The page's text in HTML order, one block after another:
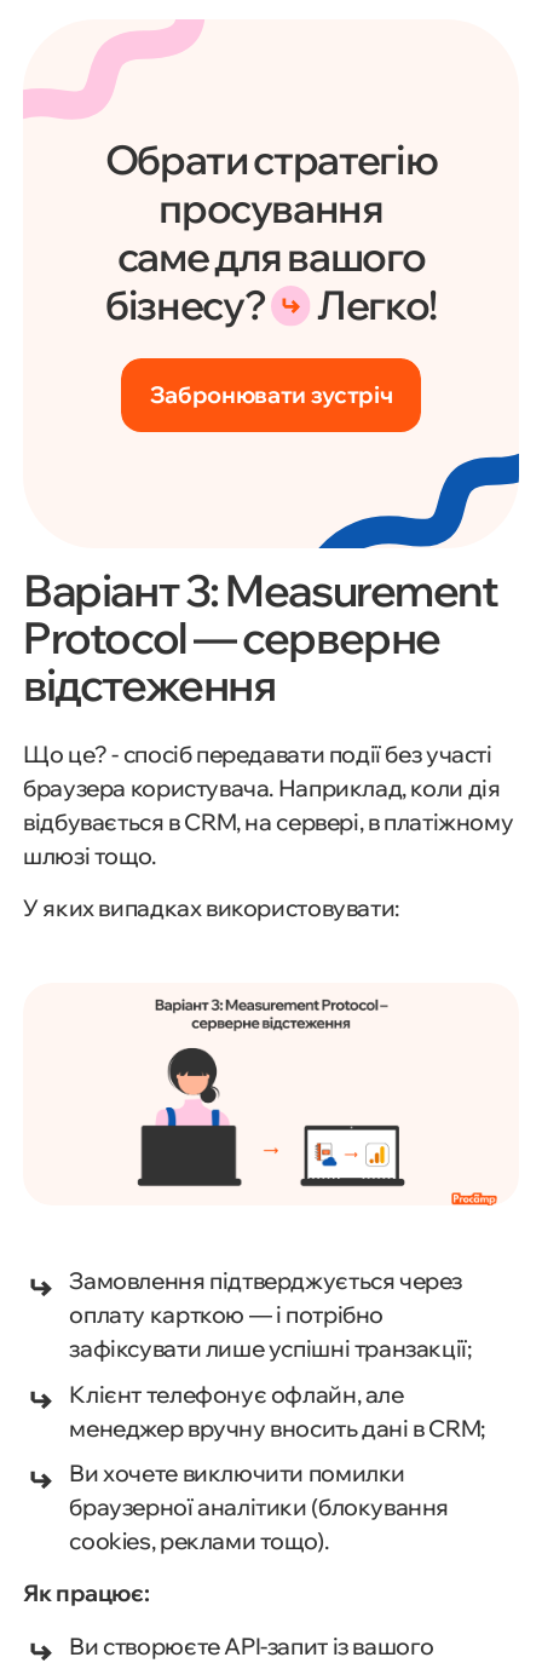
Обрати стратегію
просування
саме для вашого
бізнесу?
Легко!
Забронювати зустріч
Варіант 3: Measurement
Protocol — серверне
відстеження
Що це? - спосіб передавати події без участі
браузера користувача. Наприклад, коли дія
відбувається в CRM, на сервері, в платіжному
шлюзі тощо.
У яких випадках використовувати:
Замовлення підтверджується через
оплату карткою — і потрібно
зафіксувати лише успішні транзакції;
Клієнт телефонує офлайн, але
менеджер вручну вносить дані в CRM;
Ви хочете виключити помилки
браузерної аналітики (блокування
cookies, реклами тощо).
Як працює:
Ви створюєте API-запит із вашого